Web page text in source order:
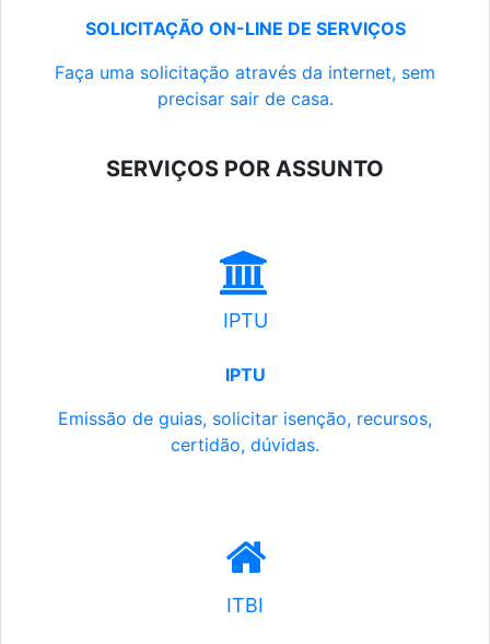
SOLICITAÇÃO ON-LINE DE SERVIÇOS
Faça uma solicitação através da internet, sem
precisar sair de casa.
SERVIÇOS POR ASSUNTO
IPTU
IPTU
Emissão de guias, solicitar isenção, recursos,
certidão, dúvidas.
ITBI